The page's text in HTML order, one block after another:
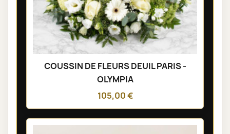
COUSSIN DE FLEURS DEUIL PARIS -
OLYMPIA
105,00 €